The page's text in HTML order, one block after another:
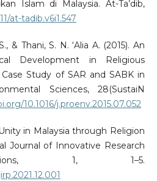
Islam di Malaysia. At-Ta’dib,
at-tadib.v6i1.547
& Thani, S. N. ‘Alia A. (2015). An
Development in Religious
Study of SAR and SABK in
Sciences, 28(SustaiN
10.1016/j.proenv.2015.07.052
in Malaysia through Religion
Journal of Innovative Research
1, 1–5.